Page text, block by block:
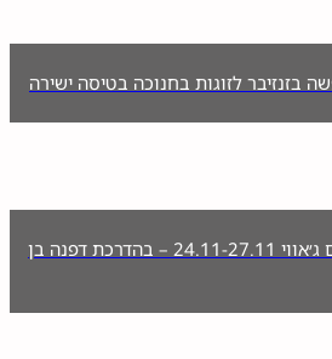
בזנזיבר לזוגות בחנוכה בטיסה ישירה
אקסטנשן לשמורת הנמרים ג׳אווי 24.11-27.11 – בהדרכת דפנה בן